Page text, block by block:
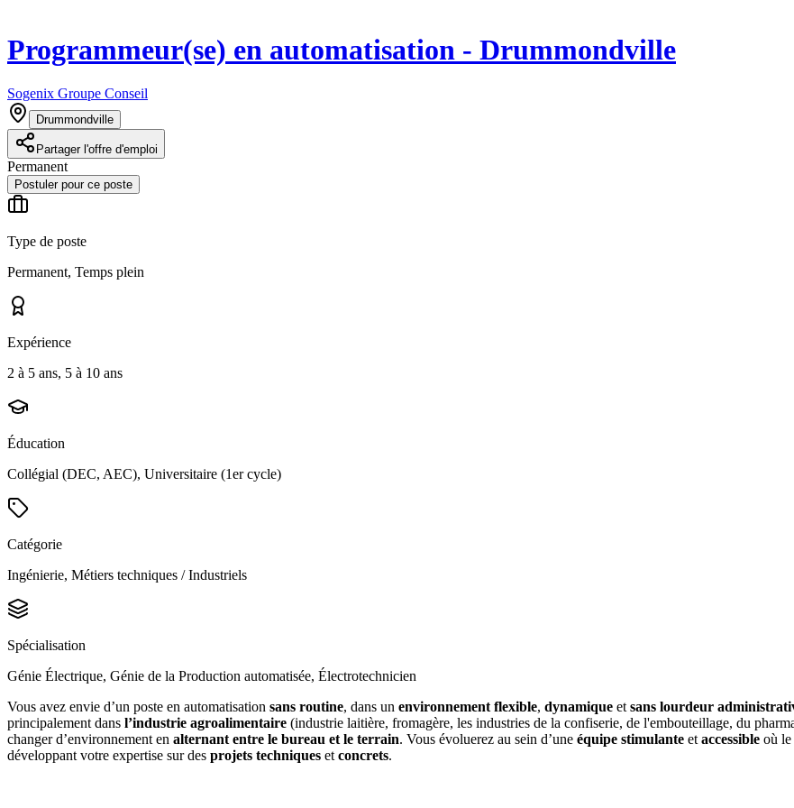
Programmeur(se) en automatisation - Drummondville
Sogenix Groupe Conseil
Drummondville
Partager l'offre d'emploi
Permanent
Postuler pour ce poste
Type de poste
Permanent, Temps plein
Expérience
2 à 5 ans, 5 à 10 ans
Éducation
Collégial (DEC, AEC), Universitaire (1er cycle)
Catégorie
Ingénierie, Métiers techniques / Industriels
Spécialisation
Génie Électrique, Génie de la Production automatisée, Électrotechnicien
Vous avez envie d’un poste en automatisation sans routine, dans un environnement flexible, dynamique etsans lourdeur
principalement dans l’industrie agroalimentaire (industrie laitière, fromagère, les industries de la confiserie, de l'embouteillage, du
changer d’environnement en alternant entre le bureau et le terrain. Vous évoluerez au sein d’une équipe stimulante etaccessible où le
développant votre expertise sur des projets techniques etconcrets.